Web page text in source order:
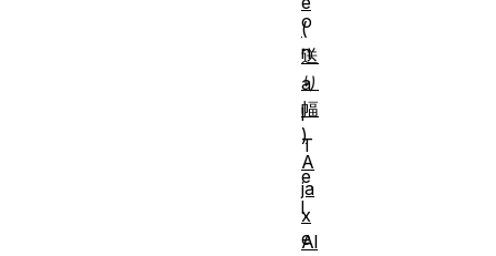
o
n
a
l
T
e
l
e
(
送
り
幅
)
A
ja
x
Al